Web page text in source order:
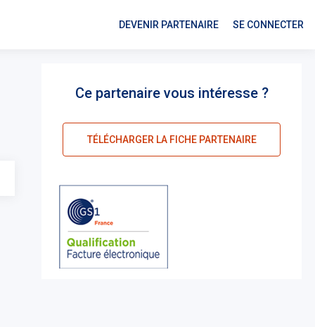
DEVENIR PARTENAIRE SE CONNECTER
Ce partenaire vous intéresse ?
TÉLÉCHARGER LA FICHE PARTENAIRE